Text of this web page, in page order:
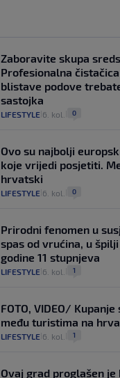
Zaboravite skupa
Profesionalna
blistave podove
sastojka
LIFESTYLE 6. kol. 0
Ovo su najbolji
koje vrijedi posjetiti.
hrvatski
LIFESTYLE 6. kol. 0
Prirodni fenomen u
spas od vrućina, u
godine 11 stupnjeva
LIFESTYLE 6. kol. 1
FOTO, VIDEO/
među turistima na
LIFESTYLE 6. kol. 1
Ovaj grad proglašen